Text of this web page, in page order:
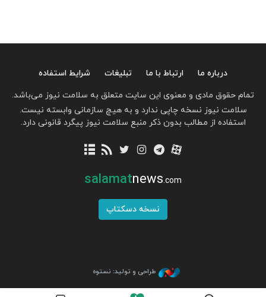
درباره ما ارتباط با ما تبلیغات
شرایط استفاده
تمام حقوق مادی و معنوی این سایت متعلق به سلامت نیوز می‌باشد.
سلامت نیوز نسخه چاپی ندارد و به هیچ سازمانی وابسته نیست.
استفاده از مطالب بدون ذکر منبع سلامت نیوز پیگرد قانونی دارد.
salamatnews.com
نسخه دسکتاپ
طراحی و تولید: نستوه